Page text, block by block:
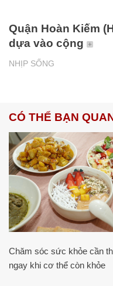
NHỊP SỐNG
Quận Hoàn Kiếm
dựa vào cộng
CÓ THỂ BẠN
Chăm sóc sức khỏe cần
ngay khi cơ thể còn khỏe